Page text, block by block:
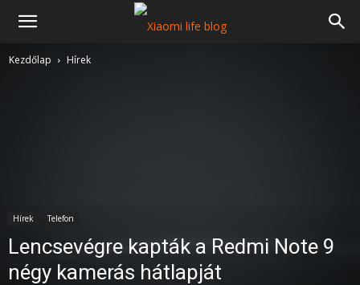
Kezdőlap Hírek
Hírek Telefon
Lencsevégre kapták a Redmi Note 9
négy kamerás hátlapját